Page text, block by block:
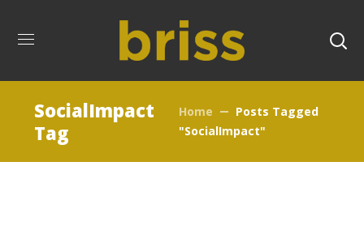
SocialImpact
Tag
Home
Posts Tagged
"SocialImpact"